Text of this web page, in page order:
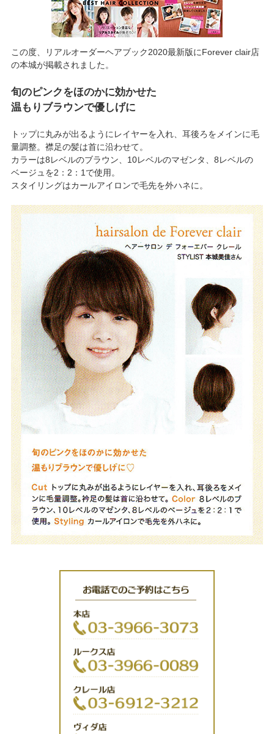
この度、リアルオーダーヘアブック2020最新版にForever clair店
の本城が掲載されました。
旬のピンクをほのかに効かせた
温もりブラウンで優しげに
トップに丸みが出るようにレイヤーを入れ、耳後ろをメインに毛
量調整。襟足の髪は首に沿わせて。
カラーは8レベルのブラウン、10レベルのマゼンタ、8レベルの
ベージュを2：2：1で使用。
スタイリングはカールアイロンで毛先を外ハネに。